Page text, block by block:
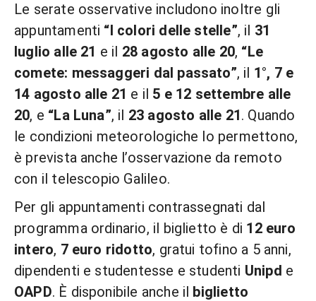
Le serate osservative includono inoltre gli
appuntamenti “I colori delle stelle”, il 31
luglio alle 21 e il 28 agosto alle 20, “Le
comete: messaggeri dal passato”, il 1°, 7 e
14 agosto alle 21 e il 5 e 12 settembre alle
20, e “La Luna”, il 23 agosto alle 21. Quando
le condizioni meteorologiche lo permettono,
è prevista anche l’osservazione da remoto
con il telescopio Galileo.
Per gli appuntamenti contrassegnati dal
programma ordinario, il biglietto è di 12 euro
intero, 7 euro ridotto, gratui tofino a 5 anni,
dipendenti e studentesse e studenti Unipd e
OAPD. È disponibile anche il biglietto